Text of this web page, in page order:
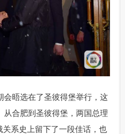
晤选在了圣彼得堡举行，这
从合肥到圣彼得堡，两国总理
关系史上留下了一段佳话，也